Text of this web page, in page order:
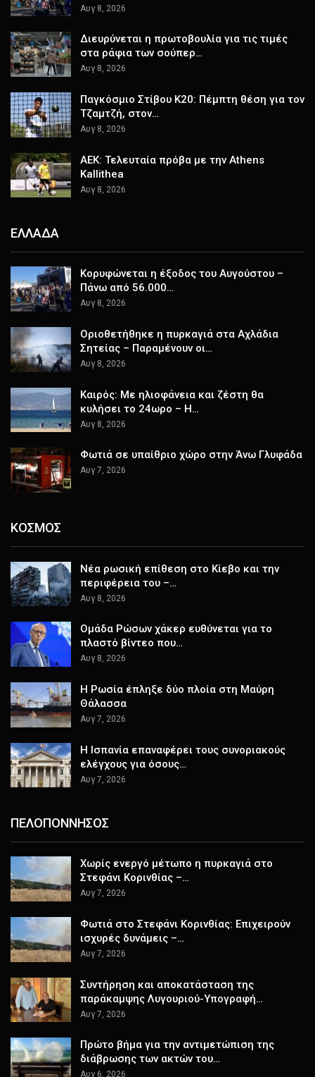
Αυγ 8, 2026
Διευρύνεται η πρωτοβουλία για τις τιμές
στα ράφια των σούπερ…
Αυγ 8, 2026
Παγκόσμιο Στίβου Κ20: Πέμπτη θέση για τον
Τζαμτζή, στον…
Αυγ 8, 2026
ΑΕΚ: Τελευταία πρόβα με την Athens
Kallithea
Αυγ 8, 2026
ΕΛΛΑΔΑ
Κορυφώνεται η έξοδος του Αυγούστου –
Πάνω από 56.000…
Αυγ 8, 2026
Οριοθετήθηκε η πυρκαγιά στα Αχλάδια
Σητείας – Παραμένουν οι…
Αυγ 8, 2026
Καιρός: Με ηλιοφάνεια και ζέστη θα
κυλήσει το 24ωρο – Η…
Αυγ 8, 2026
Φωτιά σε υπαίθριο χώρο στην Άνω Γλυφάδα
Αυγ 7, 2026
ΚΟΣΜΟΣ
Nέα ρωσική επίθεση στο Κίεβο και την
περιφέρεια του –…
Αυγ 8, 2026
Ομάδα Ρώσων χάκερ ευθύνεται για το
πλαστό βίντεο που…
Αυγ 8, 2026
Η Ρωσία έπληξε δύο πλοία στη Μαύρη
Θάλασσα
Αυγ 7, 2026
H Ισπανία επαναφέρει τους συνοριακούς
ελέγχους για όσους…
Αυγ 7, 2026
ΠΕΛΟΠΟΝΝΗΣΟΣ
Χωρίς ενεργό μέτωπο η πυρκαγιά στο
Στεφάνι Κορινθίας –…
Αυγ 7, 2026
Φωτιά στο Στεφάνι Κορινθίας: Επιχειρούν
ισχυρές δυνάμεις –…
Αυγ 7, 2026
Συντήρηση και αποκατάσταση της
παράκαμψης Λυγουριού-Υπογραφή…
Αυγ 7, 2026
Πρώτο βήμα για την αντιμετώπιση της
διάβρωσης των ακτών του…
Αυγ 6, 2026